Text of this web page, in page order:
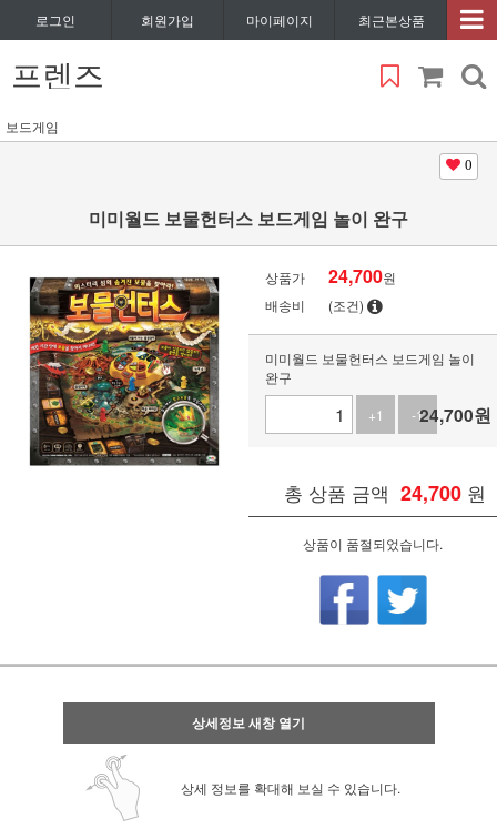
로그인 회원가입 마이페이지 최근본상품
프렌즈
보드게임
0
미미월드 보물헌터스 보드게임 놀이 완구
상품가 24,700원
배송비
(조건)
미미월드 보물헌터스 보드게임 놀이
완구
+1
-124,700원
총 상품 금액 24,700 원
상품이 품절되었습니다.
상세정보 새창 열기
상세 정보를 확대해 보실 수 있습니다.